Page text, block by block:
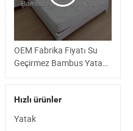
OEM Fabrika Fiyatı Su
Geçirmez Bambus Yatak
Koruyucu Kraliçe Boy
Yatak Böceği Geçirmez
Kılıf Soğutucu Kapak
Hızlı ürünler
Yatak